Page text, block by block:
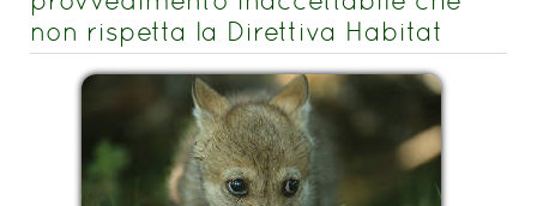
non rispetta la Direttiva Habitat